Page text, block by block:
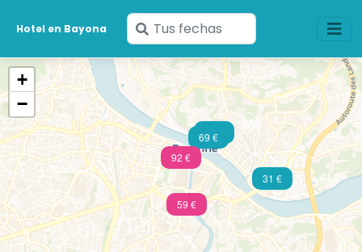
Hotel en Bayona
Ingresa
tus
fechas
92 €
59 €
69 €
48 €
31 €
+
−